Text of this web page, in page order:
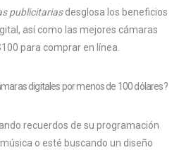
publicitariasdesglosa los beneficios
así como las mejores cámaras
para comprar en línea.
digitales por menos de 100 dólares?
recuerdos de su programación
o esté buscando un diseño